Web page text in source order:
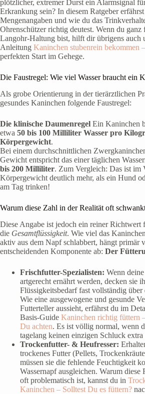
plötzlicher, extremer Durst ein Alarmsignal
Erkrankung sein? In diesem Ratgeber
Mengenangaben und wie du das
Ohrenschützer richtig deutest. Wenn du ganz
Langohr-Haltung bist, hilft dir übrigens auch
Anleitung Kaninchen stubenrein bekommen
perfekten Start im Gehege.
Die Faustregel: Wie viel Wasser braucht ein
Als grobe Orientierung in der tierärztlichen
gesundes Kaninchen folgende Faustregel:
Die klinische Daumenregel Ein Kaninchen
etwa 50 bis 100 Milliliter Wasser pro
Körpergewicht.
Bei einem durchschnittlichen
Gewicht entspricht das einer täglichen
bis 200 Milliliter. Zum Vergleich: Das ist im
Körpergewicht deutlich mehr, als ein Hund
am Tag trinken!
Warum diese Zahl in der Realität oft
Diese Angabe ist jedoch ein reiner Richtwert
die Gesamtflüssigkeit. Wie viel das
aktiv aus dem Napf schlabbert, hängt primär
entscheidenden Komponente ab: Der
Frischfutter-Spezialisten: Wenn
artgerecht ernährt werden, decken sie
Flüssigkeitsbedarf fast vollständig
Wie eine ausgewogene und gesunde
Futterteller aussieht, erfährst du im
Basis-Guide Kaninchen richtig füttern
Du achten. Es ist völlig normal, wenn
tagelang keinen einzigen Schluck
Trockenfutter- & Heufresser:
trockenes Futter (Pellets,
müssen sie die fehlende Feuchtigkeit
Wassernapf ausgleichen. Warum diese
oft problematisch ist, kannst du in
Kaninchen – Solltest Du es füttern?